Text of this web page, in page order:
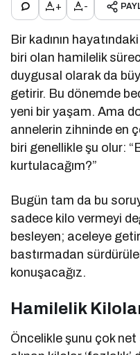
+ -
Bir kadının
biri olan hamilelik
duygusal olarak da
getirir. Bu dönemde
yeni bir yaşam. Ama
annelerin zihninde en
biri genellikle şu olur:
kurtulacağım?”
Bugün tam da bu
sadece kilo vermeyi
besleyen; aceleye
bastırmadan
konuşacağız.
Hamilelik
Öncelikle şunu çok